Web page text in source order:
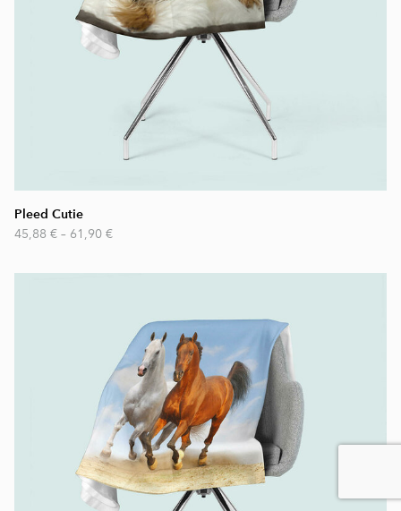
Pleed Cutie
45,88 € – 61,90 €